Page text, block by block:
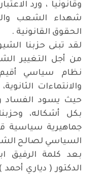
وقانونياً ، ورد
شهداء الشعب
الحقوق القانونية .
لقد تبنى حزبنا
من أجل التغيير
نظام سياسي
والانتماءات
حيث يسود الفساد
بكل أشكاله،
جماهيرية سياسية
السياسي لصالح
بعد كلمة الرفيق
الدكتور ( دياري أحمد